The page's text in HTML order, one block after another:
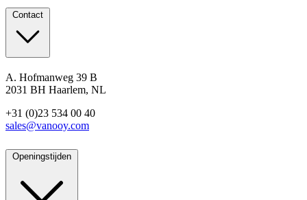
Contact
A. Hofmanweg 39 B
2031 BH Haarlem, NL
+31 (0)23 534 00 40
sales@vanooy.com
Openingstijden